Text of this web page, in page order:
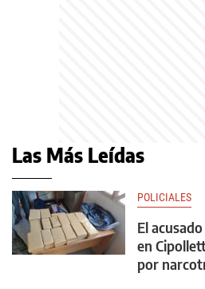
Las Más Leídas
POLICIALES
El
en
por